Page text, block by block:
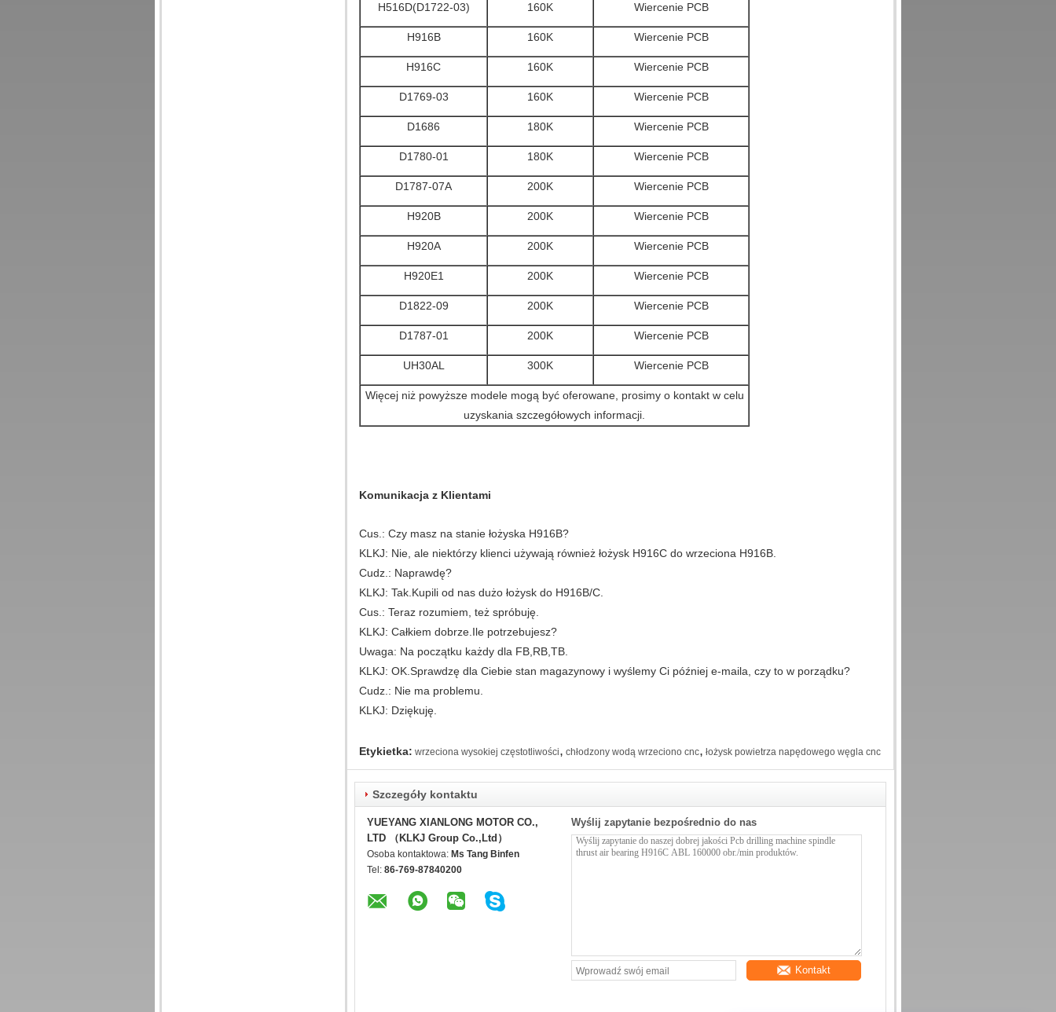
H516D(D1722-03) 160K Wiercenie PCB
H916B 160K Wiercenie PCB
H916C 160K Wiercenie PCB
D1769-03 160K Wiercenie PCB
D1686 180K Wiercenie PCB
D1780-01 180K Wiercenie PCB
D1787-07A 200K Wiercenie PCB
H920B 200K Wiercenie PCB
H920A 200K Wiercenie PCB
H920E1 200K Wiercenie PCB
D1822-09 200K Wiercenie PCB
D1787-01 200K Wiercenie PCB
UH30AL 300K Wiercenie PCB
Więcej niż powyższe modele mogą być oferowane, prosimy o kontakt w celu
uzyskania szczegółowych informacji.
Komunikacja z Klientami
Cus.: Czy masz na stanie łożyska H916B?
KLKJ: Nie, ale niektórzy klienci używają również łożysk H916C do wrzeciona H916B.
Cudz.: Naprawdę?
KLKJ: Tak.Kupili od nas dużo łożysk do H916B/C.
Cus.: Teraz rozumiem, też spróbuję.
KLKJ: Całkiem dobrze.Ile potrzebujesz?
Uwaga: Na początku każdy dla FB,RB,TB.
KLKJ: OK.Sprawdzę dla Ciebie stan magazynowy i wyślemy Ci później e-maila, czy to w porządku?
Cudz.: Nie ma problemu.
KLKJ: Dziękuję.
Etykietka: wrzeciona wysokiej częstotliwości, chłodzony wodą wrzeciono cnc, łożysk powietrza napędowego węgla cnc
Szczegóły kontaktu
YUEYANG XIANLONG MOTOR CO.,
LTD （KLKJ Group Co.,Ltd）
Osoba kontaktowa: Ms Tang Binfen
Tel: 86-769-87840200
Wyślij zapytanie bezpośrednio do nas
Kontakt